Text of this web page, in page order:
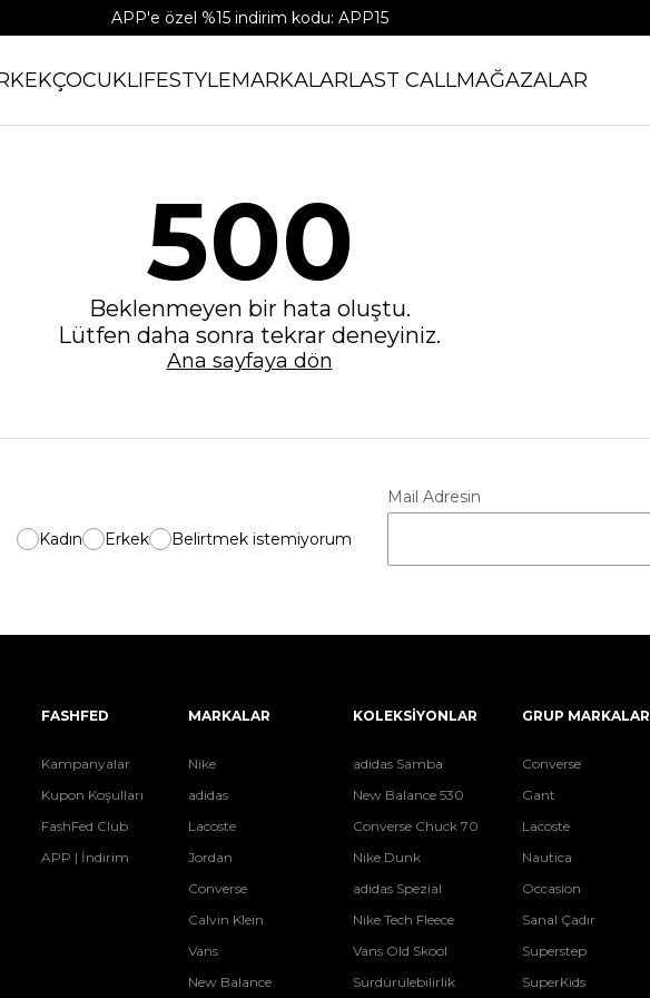
APP'e özel %15 indirim kodu: APP15
ÇOCUKLIFESTYLEMARKALARLAST CALLMAĞAZALAR
500
Beklenmeyen bir hata oluştu.
Lütfen daha sonra tekrar deneyiniz.
Ana sayfaya dön
Kadın Erkek Belirtmek istemiyorum
Mail Adresin
FASHFED
Kampanyalar
Kupon Koşulları
FashFed Club
APP | İndirim
MARKALAR
Nike
adidas
Lacoste
Jordan
Converse
Calvin Klein
Vans
New Balance
KOLEKSİYONLAR
adidas Samba
New Balance 530
Converse Chuck 70
Nike Dunk
adidas Spezial
Nike Tech Fleece
Vans Old Skool
Sürdürülebilirlik
GRUP MARKALAR
Converse
Gant
Lacoste
Nautica
Occasion
Sanal Çadır
Superstep
SuperKids